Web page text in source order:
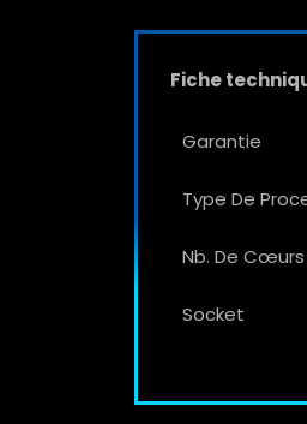
Fiche
Garantie
Type De
Nb. De Cœurs
Socket